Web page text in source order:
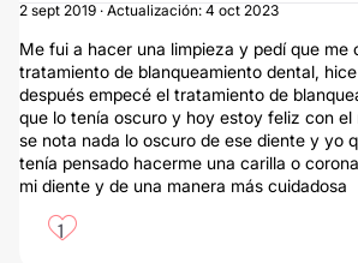
2 sept 2019 · Actualización: 4 oct 2023
Me fui a hacer una limpieza y pedí que me
tratamiento de blanqueamiento dental,
después empecé el tratamiento de
que lo tenía oscuro y hoy estoy feliz con el
se nota nada lo oscuro de ese diente y yo
tenía pensado hacerme una carilla o
mi diente y de una manera más cuidadosa
1